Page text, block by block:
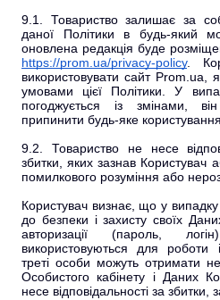
9.1. Товариство залишає за
даної Політики в будь-який
оновлена редакція буде
https://prom.ua/privacy-policy.
використовувати сайт Prom.ua,
умовами цієї Політики. У
погоджується із змінами,
припинити будь-яке
9.2. Товариство не несе
збитки, яких зазнав Користувач
помилкового розуміння або
Користувач визнає, що у
до безпеки і захисту своїх
авторизації (пароль,
використовуються для роботи
треті особи можуть отримати
Особистого кабінету і Даних
несе відповідальності за